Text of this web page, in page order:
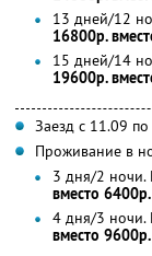
13 дней/12
16800р.
15 дней/14
19600р.
Заезд с 11.09
Проживание в
3 дня/2 ночи.
вместо 6400р.
4 дня/3 ночи.
вместо 9600р.